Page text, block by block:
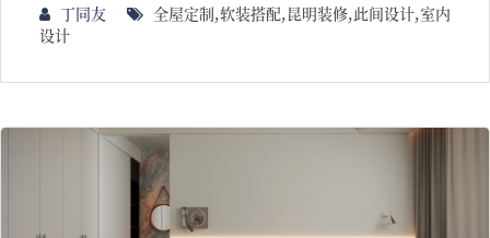
丁同友 全屋定制,软装搭配, 昆明装修,此间设计,室内
设计